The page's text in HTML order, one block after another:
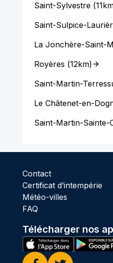
Saint-Sylvestre(
Saint-Sulpice-
La Jonchère-Saint-
Royères (12km)
Saint-Martin-
Le Châtenet-en-
Saint-Martin-Sainte-
Contact
Certificat d’intempérie
Météo-villes
FAQ
Télécharger nos